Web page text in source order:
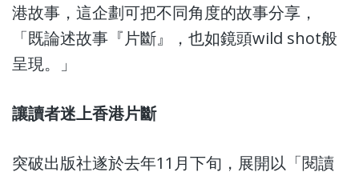
港故事，這企劃可把不同角度的故事分享，
「既論述故事『片斷』，也如鏡頭wild shot般
呈現。」
讓讀者迷上香港片斷
突破出版社遂於去年11月下旬，展開以「閱讀